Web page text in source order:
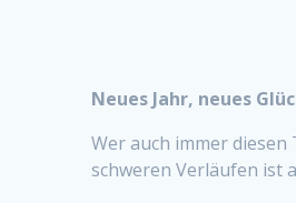
Neues Jahr, neues
Wer auch immer
schweren Verläufen ist